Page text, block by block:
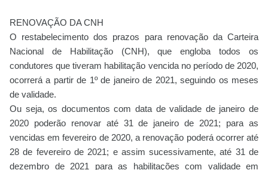
RENOVAÇÃO DA CNH
O restabelecimento dos prazos para renovação da Carteira
Nacional de Habilitação (CNH), que engloba todos os
condutores que tiveram habilitação vencida no período de 2020,
ocorrerá a partir de 1º de janeiro de 2021, seguindo os meses
de validade.
Ou seja, os documentos com data de validade de janeiro de
2020 poderão renovar até 31 de janeiro de 2021; para as
vencidas em fevereiro de 2020, a renovação poderá ocorrer até
28 de fevereiro de 2021; e assim sucessivamente, até 31 de
dezembro de 2021 para as habilitações com validade em